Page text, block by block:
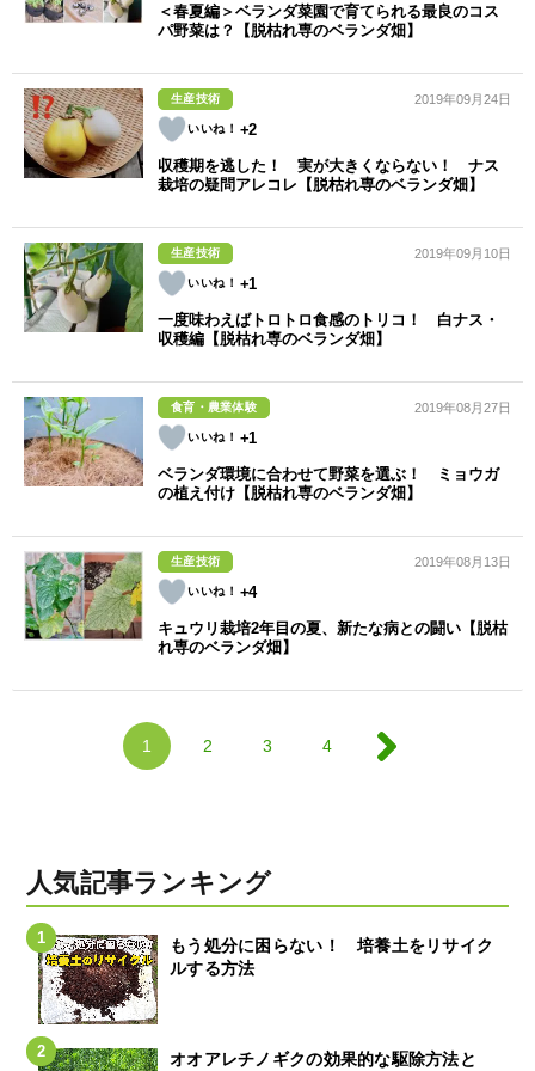
＜春夏編＞ベランダ菜園で育てられる最良のコス
パ野菜は？【脱枯れ専のベランダ畑】
生産技術
+2
2019年09月24日
収穫期を逃した！ 実が大きくならない！ ナス
栽培の疑問アレコレ【脱枯れ専のベランダ畑】
生産技術
+1
2019年09月10日
一度味わえばトロトロ食感のトリコ！ 白ナス・
収穫編【脱枯れ専のベランダ畑】
食育・農業体験
+1
2019年08月27日
ベランダ環境に合わせて野菜を選ぶ！ ミョウガ
の植え付け【脱枯れ専のベランダ畑】
生産技術
+4
2019年08月13日
キュウリ栽培2年目の夏、新たな病との闘い【脱枯
れ専のベランダ畑】
1 2 3 4
人気記事ランキング
もう処分に困らない！ 培養土をリサイク
ルする方法
オオアレチノギクの効果的な駆除方法と